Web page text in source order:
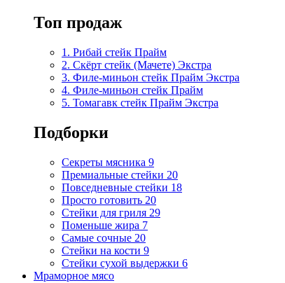
Топ продаж
1. Рибай cтейк Прайм
2. Скёрт стейк (Мачете) Экстра
3. Филе-миньон стейк Прайм Экстра
4. Филе-миньон стейк Прайм
5. Томагавк стейк Прайм Экстра
Подборки
Секреты мясника 9
Премиальные стейки 20
Повседневные стейки 18
Просто готовить 20
Стейки для гриля 29
Поменьше жира 7
Самые сочные 20
Стейки на кости 9
Стейки сухой выдержки 6
Мраморное мясо